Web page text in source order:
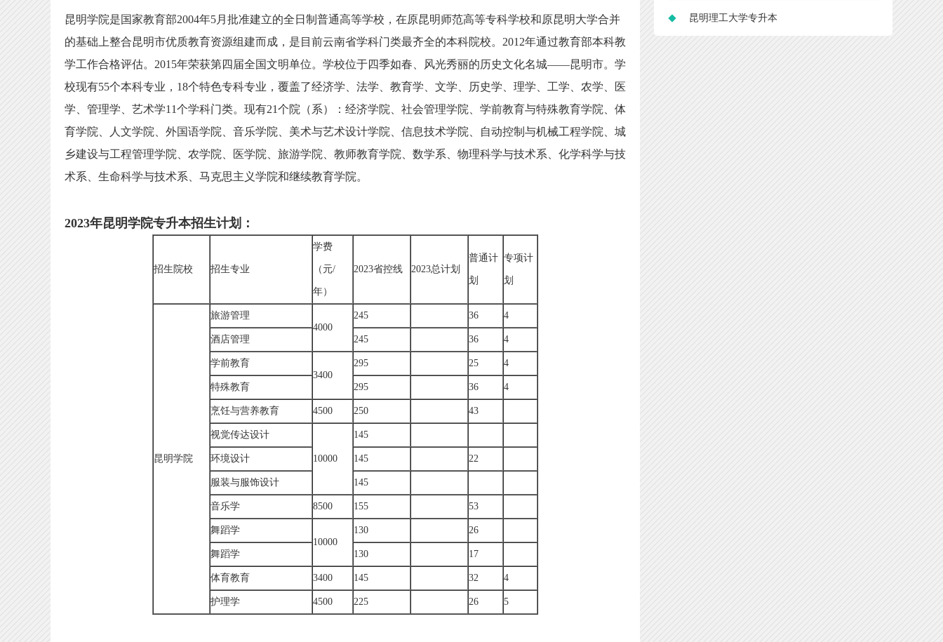
昆明学院是国家教育部2004年5月批准建立的全日制普通高等学校，在原昆明师范高等专科学校和原昆明大学合并
的基础上整合昆明市优质教育资源组建而成，是目前云南省学科门类最齐全的本科院校。2012年通过教育部本科教
学工作合格评估。2015年荣获第四届全国文明单位。学校位于四季如春、风光秀丽的历史文化名城——昆明市。学
校现有55个本科专业，18个特色专科专业，覆盖了经济学、法学、教育学、文学、历史学、理学、工学、农学、医
学、管理学、艺术学11个学科门类。现有21个院（系）：经济学院、社会管理学院、学前教育与特殊教育学院、体
育学院、人文学院、外国语学院、音乐学院、美术与艺术设计学院、信息技术学院、自动控制与机械工程学院、城
乡建设与工程管理学院、农学院、医学院、旅游学院、教师教育学院、数学系、物理科学与技术系、化学科学与技
术系、生命科学与技术系、马克思主义学院和继续教育学院。
2023年昆明学院专升本招生计划：
招生院校 招生专业
学费
（元/
年）
2023省控线 2023总计划
普通计
划
专项计
划
昆明学院
旅游管理
4000
245 36 4
酒店管理 245 36 4
学前教育
3400
295 25 4
特殊教育 295 36 4
烹饪与营养教育 4500 250 43
视觉传达设计
10000
145
环境设计 145 22
服装与服饰设计 145
音乐学 8500 155 53
舞蹈学
10000
130 26
舞蹈学 130 17
体育教育 3400 145 32 4
护理学 4500 225 26 5
昆明理工大学专升本